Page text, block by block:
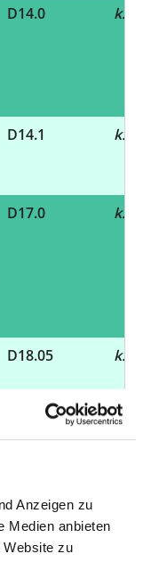
Anzeigen zu
Medien anbieten
Website zu
D14.0 k.A.
D14.1 k.A.
D17.0 k.A.
D18.05 k.A.